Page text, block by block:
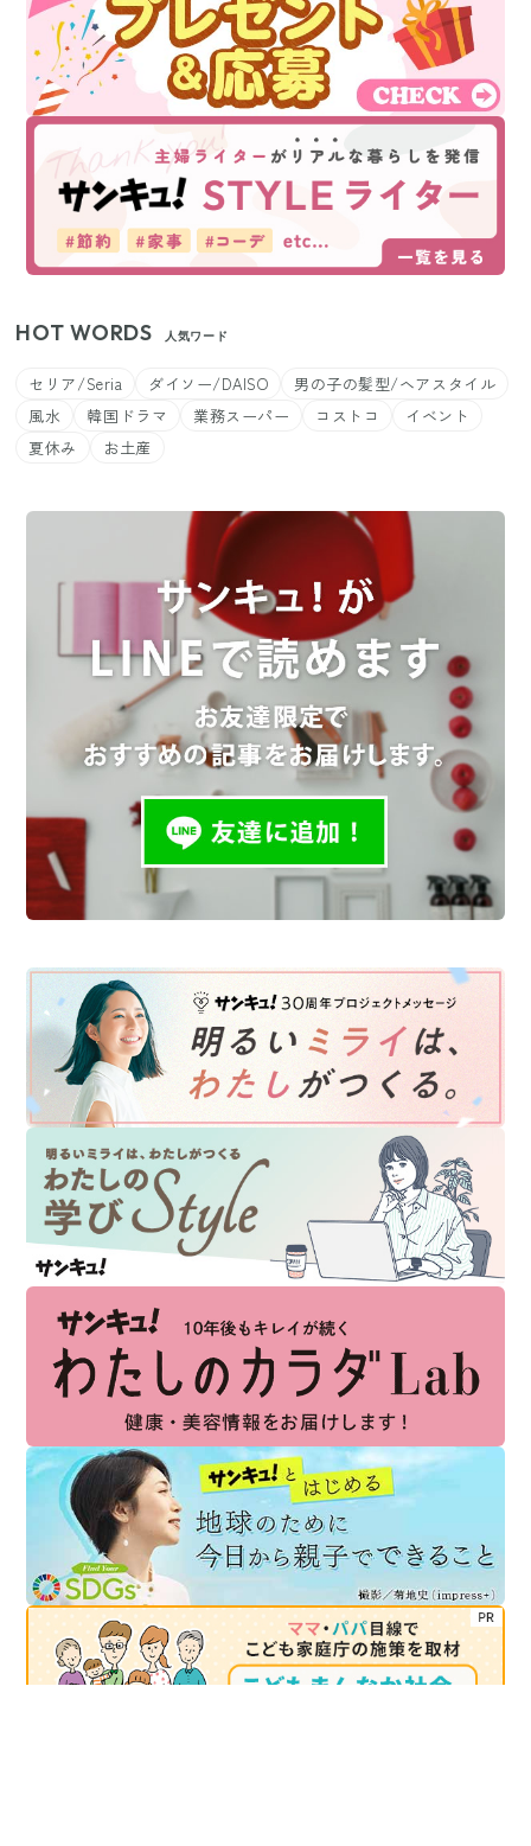
HOT WORDS 人気ワード
セリア/Seria ダイソー/DAISO
男の子の髪型/ヘアスタイル
風水
韓国ドラマ 業務スーパー コストコ
イベント
夏休み
お土産